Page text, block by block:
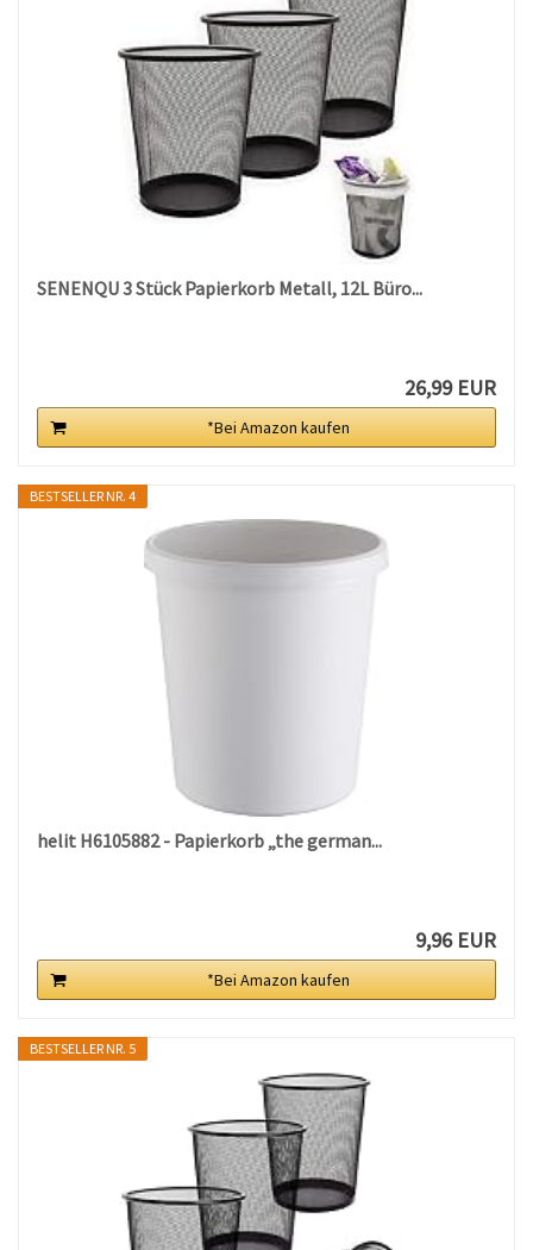
SENENQU 3 Stück Papierkorb Metall, 12L Büro...
26,99 EUR
*Bei Amazon kaufen
BESTSELLER NR. 4
helit H6105882 - Papierkorb „the german...
9,96 EUR
*Bei Amazon kaufen
BESTSELLER NR. 5